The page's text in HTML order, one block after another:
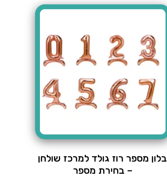
בלון מספר רוז גולד למרכז שולחן
– בחירת מספר